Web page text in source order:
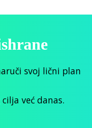
svoj lični plan
već danas.